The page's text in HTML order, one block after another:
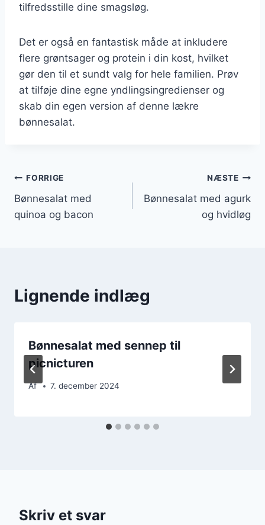
tilfredsstille dine smagsløg.
Det er også en fantastisk måde at inkludere
flere grøntsager og protein i din kost, hvilket
gør den til et sundt valg for hele familien. Prøv
at tilføje dine egne yndlingsingredienser og
skab din egen version af denne lækre
bønnesalat.
Indlægsnavigation
FORRIGE
Bønnesalat med
quinoa og bacon
NÆSTE
Bønnesalat med agurk
og hvidløg
Lignende indlæg
Bønnesalat med sennep til
picnicturen
Af 7. december 2024
Skriv et svar